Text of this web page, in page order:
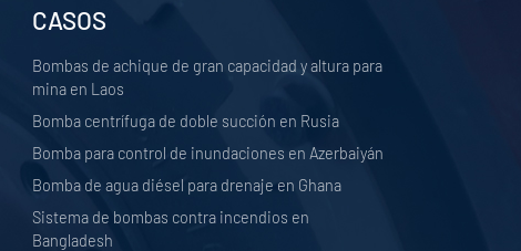
CASOS
Bombas de achique de gran capacidad y altura para
mina en Laos
Bomba centrífuga de doble succión en Rusia
Bomba para control de inundaciones en Azerbaiyán
Bomba de agua diésel para drenaje en Ghana
Sistema de bombas contra incendios en
Bangladesh